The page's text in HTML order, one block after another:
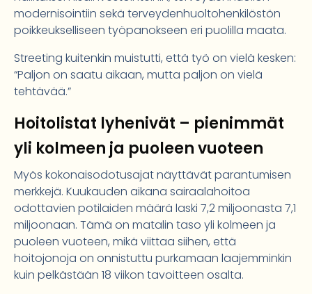
modernisointiin sekä terveydenhuoltohenkilöstön
poikkeukselliseen työpanokseen eri puolilla maata.
Streeting kuitenkin muistutti, että työ on vielä kesken:
“Paljon on saatu aikaan, mutta paljon on vielä
tehtävää.”
Hoitolistat lyhenivät – pienimmät
yli kolmeen ja puoleen vuoteen
Myös kokonaisodotusajat näyttävät parantumisen
merkkejä. Kuukauden aikana sairaalahoitoa
odottavien potilaiden määrä laski 7,2 miljoonasta 7,1
miljoonaan. Tämä on matalin taso yli kolmeen ja
puoleen vuoteen, mikä viittaa siihen, että
hoitojonoja on onnistuttu purkamaan laajemminkin
kuin pelkästään 18 viikon tavoitteen osalta.